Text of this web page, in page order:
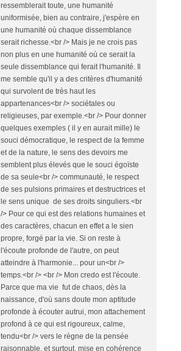
ressemblerait toute, une humanité
uniformisée, bien au contraire, j'espère en
une humanité où chaque dissemblance
serait richesse.<br /> Mais je ne crois pas
non plus en une humanité où ce serait la
seule dissemblance qui ferait l'humanité. Il
me semble qu'il y a des critères d'humanité
qui survolent de très haut les
appartenances<br /> sociétales ou
religieuses, par exemple.<br /> Pour donner
quelques exemples ( il y en aurait mille) le
souci démocratique, le respect de la femme
et de la nature, le sens des devoirs me
semblent plus élevés que le souci égoïste
de sa seule<br /> communauté, le respect
de ses pulsions primaires et destructrices et
le sens unique de ses droits singuliers.<br
/> Pour ce qui est des relations humaines et
des caractères, chacun en effet a le sien
propre, forgé par la vie. Si on reste à
l'écoute profonde de l'autre, on peut
atteindre à l'harmonie... pour un<br />
temps.<br /> <br /> Mon credo est l'écoute.
Parce que ma vie fut de chaos, dès la
naissance, d'où sans doute mon aptitude
profonde à écouter autrui, mon attachement
profond à ce qui est rigoureux, calme,
tendu<br /> vers le règne de la pensée
raisonnable, et surtout, mise en cohérence